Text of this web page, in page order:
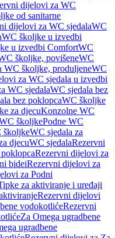
dijelovi za WC
od sanitarne
dijelovi za WC sjedalaWC
WC školjke u izvedbi
u izvedbi ComfortWC
školjke, povišeneWC
WC školjke, produljeneWC
za WC sjedala u izvedbi
WC sjedalaWC sjedala bez
bez poklopcaWC školjke
za djecuKonzolne WC
školjkePodne WC
školjkeWC sjedala za
djecuWC sjedalaRezervni
Rezervni dijelovi za
bideiRezervni dijelovi za
za Podni
za aktiviranje i uređaji
Rezervni dijelovi
vodokotlićeRezervni
Za Omega ugradbene
ugradbene